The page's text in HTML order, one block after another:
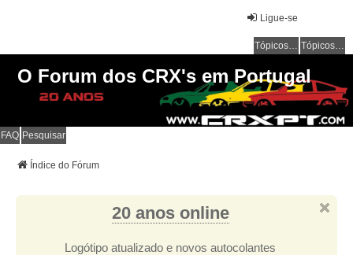
Ligue-se
Tópicos sem resposta Tópicos ativos
O Forum dos CRX's em Portugal
FAQ Pesquisar
Índice do Fórum
20 anos online
Logótipo atualizado e novos autocolantes